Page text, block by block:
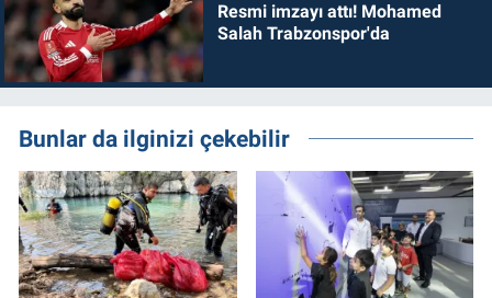
Resmi imzayı attı! Mohamed
Salah Trabzonspor'da
Bunlar da ilginizi çekebilir